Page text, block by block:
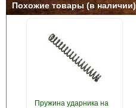
Похожие товары (в наличии)
Пружина ударника на